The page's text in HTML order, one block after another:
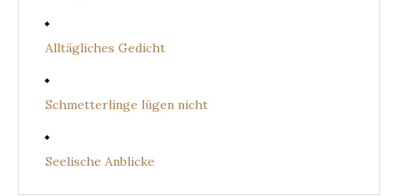
Alltägliches Gedicht
Schmetterlinge lügen nicht
Seelische Anblicke